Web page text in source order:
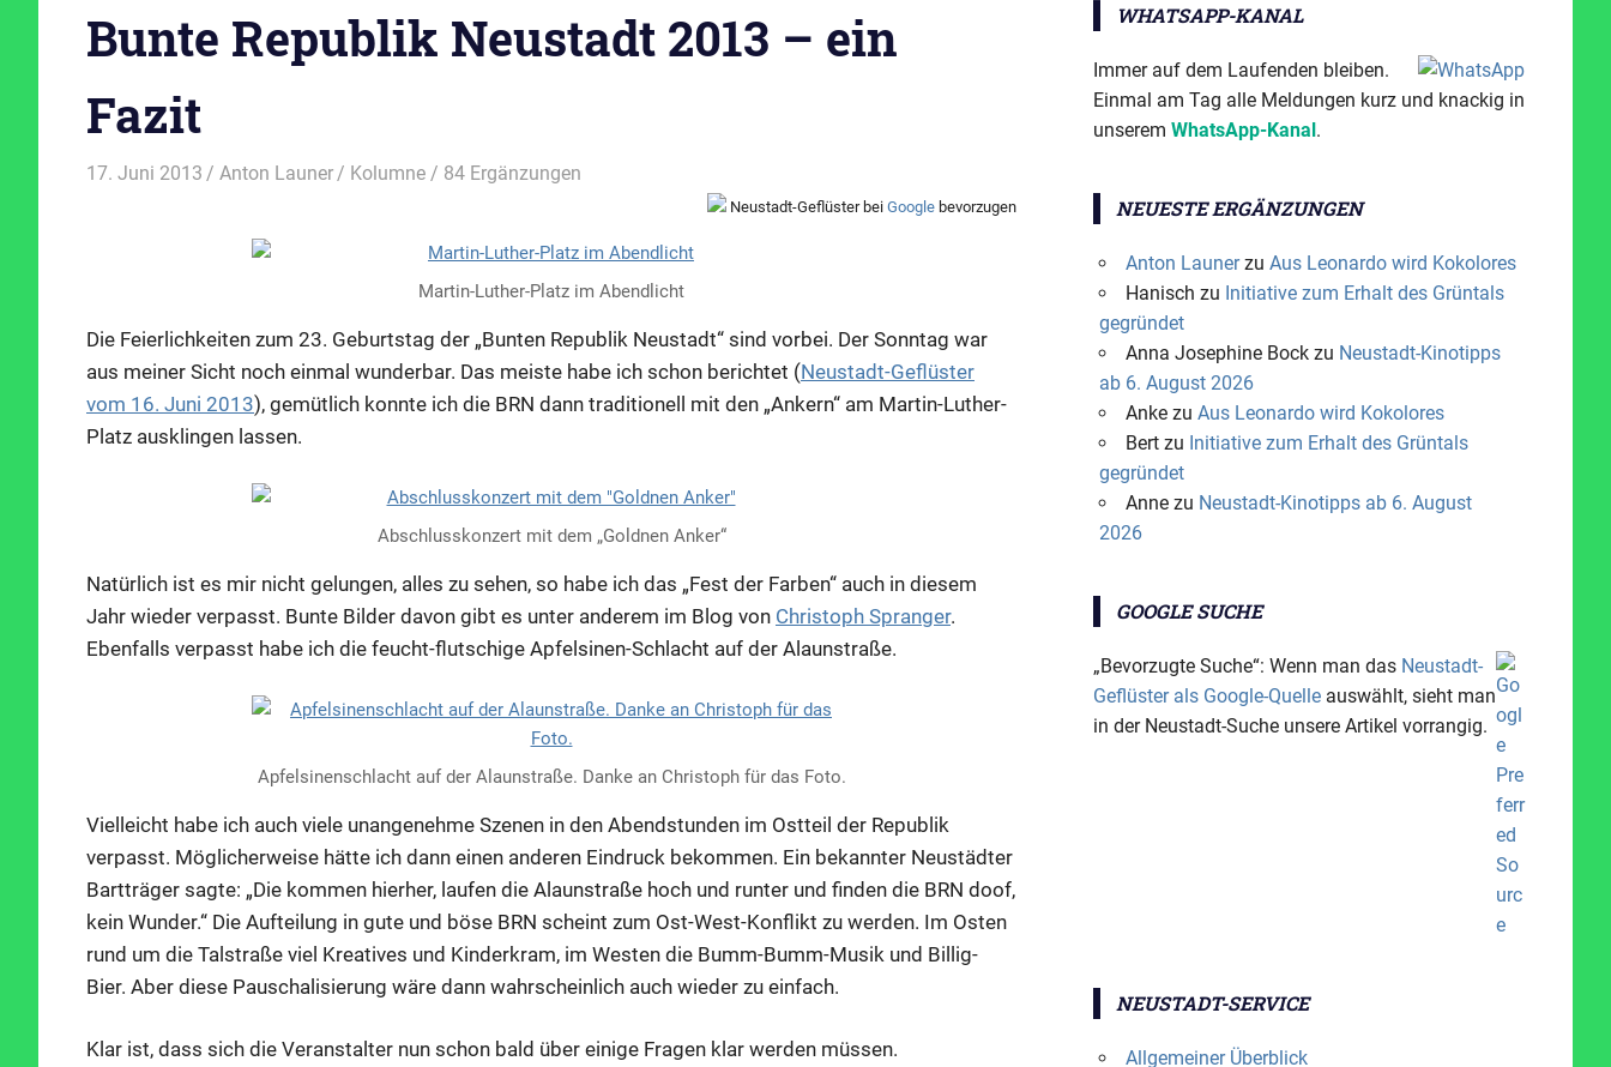
Bunte Republik Neustadt 2013 – ein
Fazit
17. Juni 2013 Anton Launer Kolumne / 84 Ergänzungen
Neustadt-Geflüster bei Google bevorzugen
Martin-Luther-Platz im Abendlicht
Die Feierlichkeiten zum 23. Geburtstag der „Bunten Republik Neustadt“ sind vorbei. Der Sonntag war
aus meiner Sicht noch einmal wunderbar. Das meiste habe ich schon berichtet (Neustadt-Geflüster
vom 16. Juni 2013), gemütlich konnte ich die BRN dann traditionell mit den „Ankern“ am Martin-Luther-
Platz ausklingen lassen.
Abschlusskonzert mit dem „Goldnen Anker“
Natürlich ist es mir nicht gelungen, alles zu sehen, so habe ich das „Fest der Farben“ auch in diesem
Jahr wieder verpasst. Bunte Bilder davon gibt es unter anderem im Blog von Christoph Spranger.
Ebenfalls verpasst habe ich die feucht-flutschige Apfelsinen-Schlacht auf der Alaunstraße.
Apfelsinenschlacht auf der Alaunstraße. Danke an Christoph für das Foto.
Vielleicht habe ich auch viele unangenehme Szenen in den Abendstunden im Ostteil der Republik
verpasst. Möglicherweise hätte ich dann einen anderen Eindruck bekommen. Ein bekannter Neustädter
Bartträger sagte: „Die kommen hierher, laufen die Alaunstraße hoch und runter und finden die BRN doof,
kein Wunder.“ Die Aufteilung in gute und böse BRN scheint zum Ost-West-Konflikt zu werden. Im Osten
rund um die Talstraße viel Kreatives und Kinderkram, im Westen die Bumm-Bumm-Musik und Billig-
Bier. Aber diese Pauschalisierung wäre dann wahrscheinlich auch wieder zu einfach.
Klar ist, dass sich die Veranstalter nun schon bald über einige Fragen klar werden müssen.
WHATSAPP-KANAL
Immer auf dem Laufenden bleiben.
Einmal am Tag alle Meldungen kurz und knackig in
unserem WhatsApp-Kanal.
NEUESTE ERGÄNZUNGEN
Anton Launerzu Aus Leonardo wird Kokolores
Hanisch zu Initiative zum Erhalt des Grüntals
gegründet
Anna Josephine Bockzu Neustadt-Kinotipps
ab 6. August 2026
Ankezu Aus Leonardo wird Kokolores
Bertzu Initiative zum Erhalt des Grüntals
gegründet
Annezu Neustadt-Kinotipps ab 6. August
2026
GOOGLE SUCHE
„Bevorzugte Suche“: Wenn man das Neustadt-
Geflüster als Google-Quelle auswählt, sieht man
in der Neustadt-Suche unsere Artikel vorrangig.
NEUSTADT-SERVICE
Allgemeiner Überblick